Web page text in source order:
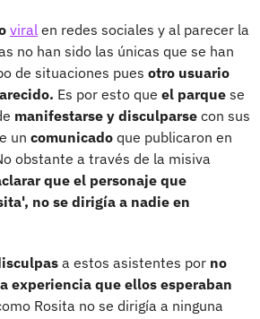
viral en redes sociales y al parecer la
no han sido las únicas que se han
de situaciones pues otro usuario
Es por esto que el parque se
manifestarse y disculparse con sus
un comunicado que publicaron en
obstante a través de la misiva
que el personaje que
no se dirigía a nadie en
a estos asistentes por no
experiencia que ellos esperaban
Rosita no se dirigía a ninguna